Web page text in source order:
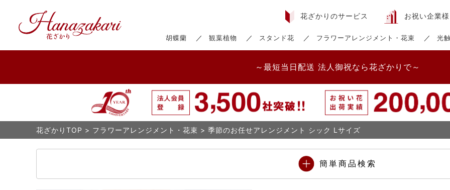
花ざかりのサービス お祝い企業
胡蝶蘭 観葉植物 スタンド花 フラワーアレンジメント・花束 光
～最短当日配送 法人御祝なら花ざかりで～
花ざかりTOP > フラワーアレンジメント・花束 > 季節のお任せアレンジメント シック Lサイズ
簡単商品検索